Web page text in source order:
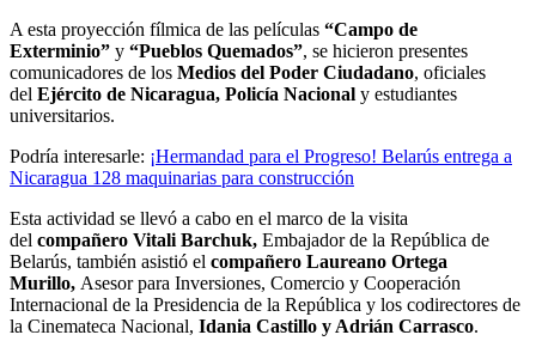
A esta proyección fílmica de las películas “Campo de
Exterminio” y “Pueblos Quemados”, se hicieron presentes
comunicadores de los Medios del Poder Ciudadano, oficiales
del Ejército de Nicaragua, Policía Nacional y estudiantes
universitarios.
Podría interesarle: ¡Hermandad para el Progreso! Belarús entrega a
Nicaragua 128 maquinarias para construcción
Esta actividad se llevó a cabo en el marco de la visita
del compañero Vitali Barchuk, Embajador de la República de
Belarús, también asistió el compañero Laureano Ortega
Murillo, Asesor para Inversiones, Comercio y Cooperación
Internacional de la Presidencia de la República y los codirectores de
la Cinemateca Nacional, Idania Castillo y Adrián Carrasco.